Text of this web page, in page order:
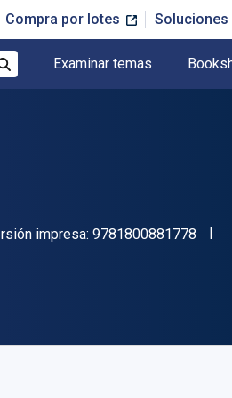
Compra por lotes Soluciones
Examinar temas
impresa: 9781800881778